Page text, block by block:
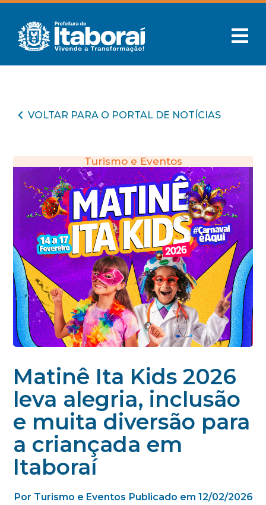
VOLTAR PARA O PORTAL DE NOTÍCIAS
Turismo e Eventos
Matinê Ita Kids 2026
leva alegria, inclusão
e muita diversão para
a criançada em
Itaboraí
Por Turismo e Eventos Publicado em 12/02/2026